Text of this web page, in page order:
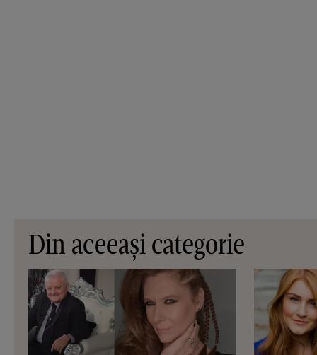
Din aceeași categorie